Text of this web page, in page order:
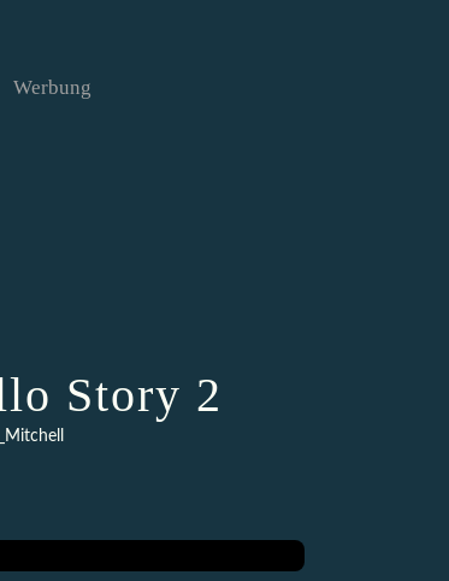
Werbung
Story 2